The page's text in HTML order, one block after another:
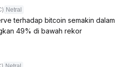
Netral
terhadap bitcoin semakin dalam
49% di bawah rekor